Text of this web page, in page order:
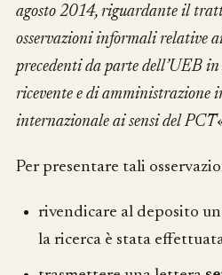
agosto 2014, riguardante il
osservazioni informali relative
precedenti da parte dell’UEB
ricevente e di amministrazione
internazionale ai sensi del PCT
Per presentare tali
rivendicare al deposito
la ricerca è stata